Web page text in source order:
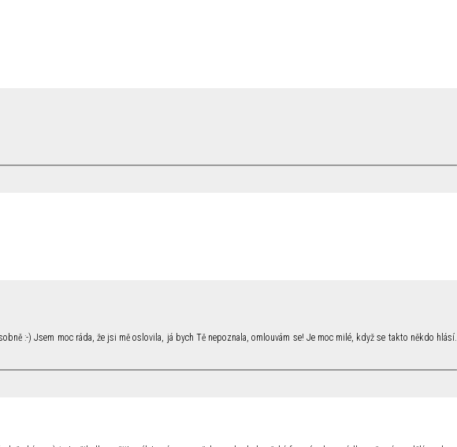
:-) Jsem moc ráda, že jsi mě oslovila, já bych Tě nepoznala, omlouvám se! Je moc milé, když se takto někdo hlásí.